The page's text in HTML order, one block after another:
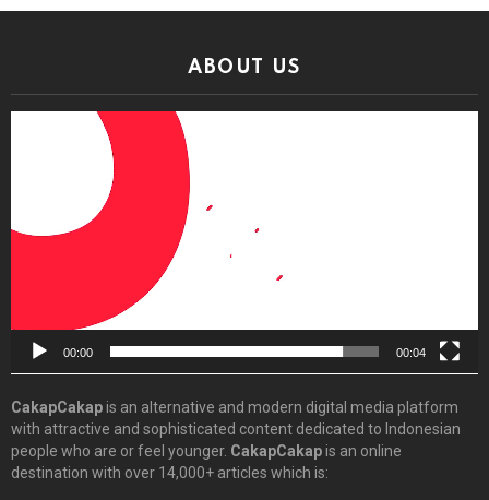
ABOUT US
00:00 00:04
CakapCakapis an alternative and modern digital media platform
with attractive and sophisticated content dedicated to Indonesian
people who are or feel younger. CakapCakapis an online
destination with over 14,000+ articles which is: